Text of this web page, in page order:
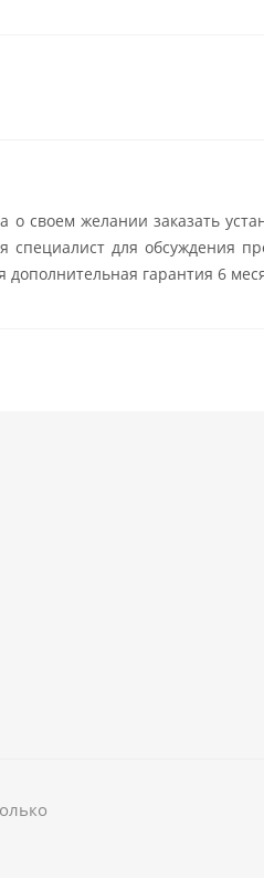
своем желании заказать
для обсуждения
гарантия 6